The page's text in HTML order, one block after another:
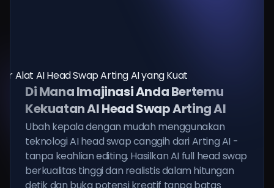
Di Mana Imajinasi Anda Bertemu
Kekuatan AI Head Swap Arting AI
Ubah kepala dengan mudah menggunakan
teknologi AI head swap canggih dari Arting AI -
tanpa keahlian editing. Hasilkan AI full head swap
berkualitas tinggi dan realistis dalam hitungan